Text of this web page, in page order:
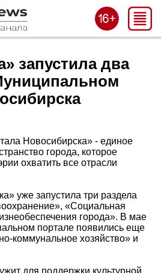
запустила два
Новосибирска» - единое
города, которое
охватить все отрасли
уже запустила три раздела
«Социальная
города». В мае
портале появились еще
коммунальное хозяйство» и
для поддержки культурной